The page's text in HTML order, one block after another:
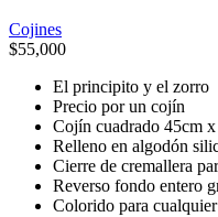
Cojines
$55,000
El principito y el zorro
Precio por un cojín
Cojín cuadrado 45cm
Relleno en algodón
Cierre de cremallera
Reverso fondo entero
Colorido para